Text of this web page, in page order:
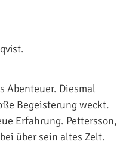
Abenteuer. Diesmal
Begeisterung weckt.
Erfahrung. Pettersson,
über sein altes Zelt.